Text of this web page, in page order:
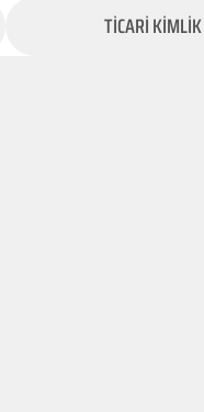
TİCARİ KİMLİK